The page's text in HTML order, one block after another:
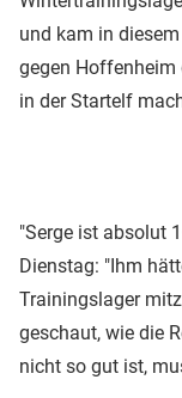
und kam in
gegen
in der Startelf
"Serge ist absolut
Dienstag: "Ihm
Trainingslager
geschaut, wie die
nicht so gut ist,